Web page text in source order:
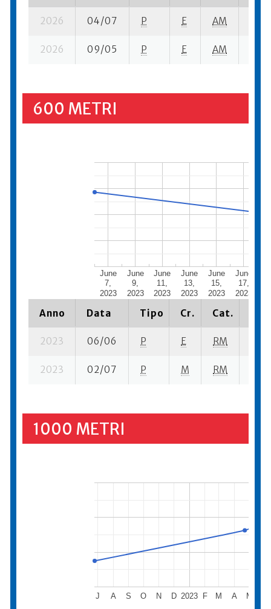
2026 04/07 P E AM
2026 09/05 P E AM
600 METRI
June
7,
2023
June
9,
2023
June
11,
2023
June
13,
2023
June
15,
2023
June
17,
2023
Anno Data Tipo Cr. Cat.
2023 06/06 P E RM
2023 02/07 P M RM
1000 METRI
2023
J A S O N D F M A M